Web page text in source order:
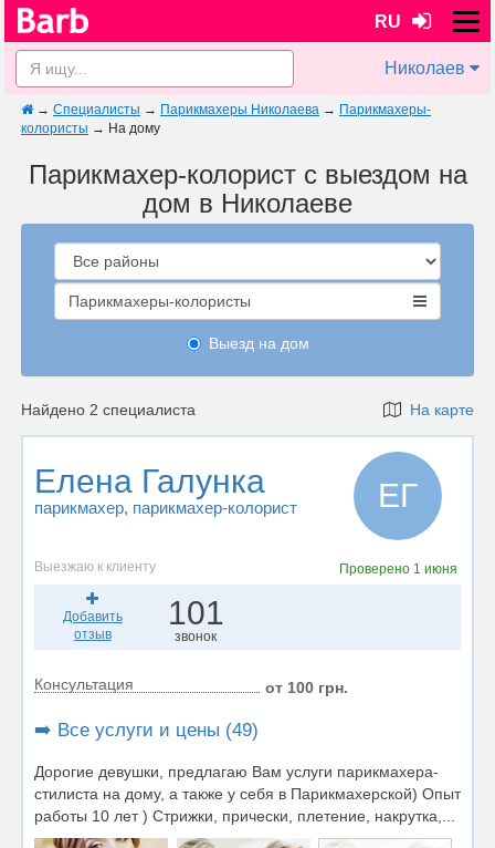
RU
Николаев
→ Специалисты → Парикмахеры Николаева → Парикмахеры-
колористы → На дому
Парикмахер-колорист с выездом на
дом в Николаеве
Парикмахеры-колористы
Выезд на дом
Найдено 2 специалиста На карте
Елена Галунка
парикмахер, парикмахер-колорист ЕГ
Выезжаю к клиенту Проверено 1 июня
Добавить
отзыв
101
звонок
Консультация от 100 грн.
➡️ Все услуги и цены (49)
Дорогие девушки, предлагаю Вам услуги парикмахера-
стилиста на дому, а также у себя в Парикмахерской) Опыт
работы 10 лет ) Стрижки, прически, плетение, накрутка,...